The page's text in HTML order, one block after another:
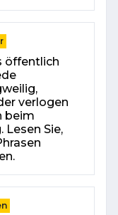
öffentlich
verlogen
beim
Lesen Sie,